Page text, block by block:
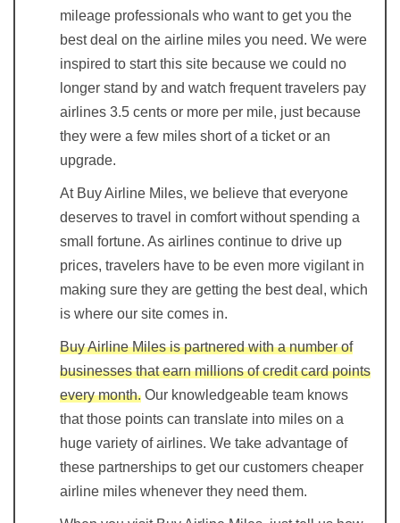
mileage professionals who want to get you the
best deal on the airline miles you need. We were
inspired to start this site because we could no
longer stand by and watch frequent travelers pay
airlines 3.5 cents or more per mile, just because
they were a few miles short of a ticket or an
upgrade.
At Buy Airline Miles, we believe that everyone
deserves to travel in comfort without spending a
small fortune. As airlines continue to drive up
prices, travelers have to be even more vigilant in
making sure they are getting the best deal, which
is where our site comes in.
Buy Airline Miles is partnered with a number of
businesses that earn millions of credit card points
every month. Our knowledgeable team knows
that those points can translate into miles on a
huge variety of airlines. We take advantage of
these partnerships to get our customers cheaper
airline miles whenever they need them.